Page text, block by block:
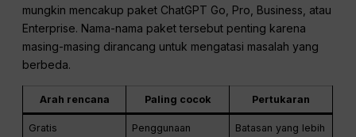
mungkin mencakup paket ChatGPT Go, Pro, Business, atau
Enterprise. Nama-nama paket tersebut penting karena
masing-masing dirancang untuk mengatasi masalah yang
berbeda.
Arah rencana Paling cocok Pertukaran
Gratis
Penggunaan
Batasan yang lebih